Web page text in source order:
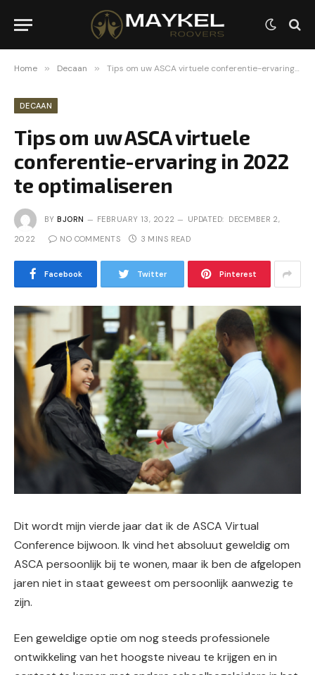
Home » Decaan » Tips om uw ASCA virtuele conferentie-ervaring in 2022 te optimaliseren
DECAAN
Tips om uw ASCA virtuele
conferentie-ervaring in 2022
te optimaliseren
BY BJORN FEBRUARY 13, 2022 UPDATED: DECEMBER 2,
2022 NO COMMENTS 3 MINS READ
Facebook Twitter Pinterest
Dit wordt mijn vierde jaar dat ik de ASCA Virtual
Conference bijwoon. Ik vind het absoluut geweldig om
ASCA persoonlijk bij te wonen, maar ik ben de afgelopen
jaren niet in staat geweest om persoonlijk aanwezig te
zijn.
Een geweldige optie om nog steeds professionele
ontwikkeling van het hoogste niveau te krijgen en in